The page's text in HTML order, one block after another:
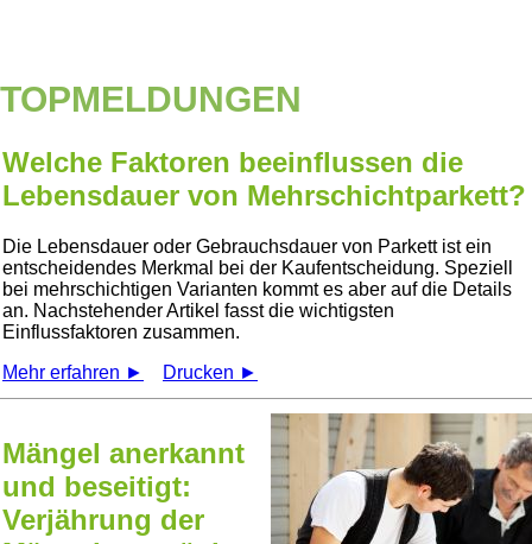
TOPMELDUNGEN
Welche Faktoren beeinflussen die
Lebensdauer von Mehrschichtparkett?
Die Lebensdauer oder Gebrauchsdauer von Parkett ist ein
entscheidendes Merkmal bei der Kaufentscheidung. Speziell
bei mehrschichtigen Varianten kommt es aber auf die Details
an. Nachstehender Artikel fasst die wichtigsten
Einflussfaktoren zusammen.
Mehr erfahren ►
Drucken ►
Mängel anerkannt
und beseitigt:
Verjährung der